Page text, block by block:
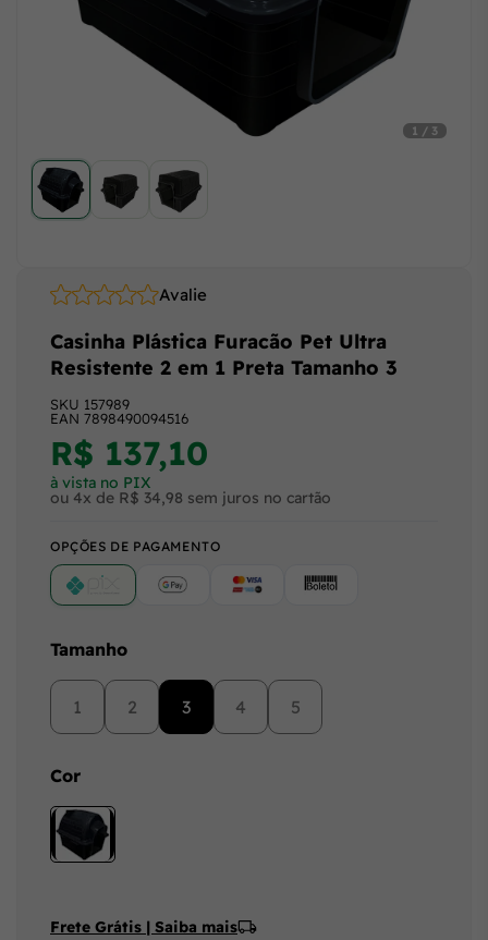
1 / 3
Avalie
SKU 157989
EAN 7898490094516
Casinha Plástica Furacão Pet Ultra
Resistente 2 em 1 Preta Tamanho 3
R$ 137,10
à vista no PIX
ou 4x de R$ 34,98 sem juros no cartão
OPÇÕES DE PAGAMENTO
Google Pay (Crédito/Débito)
Cartão Boleto
Frete Grátis | Saiba mais
Tamanho
1 2 3 4 5
Cor